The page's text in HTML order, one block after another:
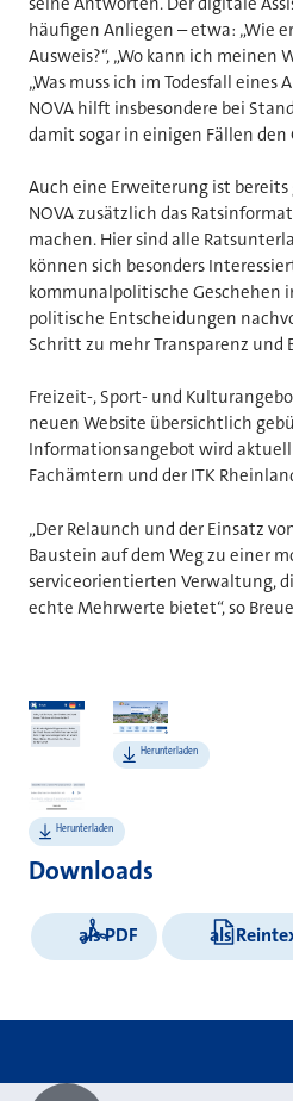
häufigen Anliegen – etwa: „Wie
Ausweis?“, „Wo kann ich meinen
„Was muss ich im Todesfall eines
NOVA hilft insbesondere bei
damit sogar in einigen Fällen den
Auch eine Erweiterung ist
NOVA zusätzlich das
machen. Hier sind alle
können sich besonders
kommunalpolitische Geschehen
politische Entscheidungen
Schritt zu mehr Transparenz und
Freizeit-, Sport- und
neuen Website übersichtlich
Informationsangebot wird
Fachämtern und der ITK
„Der Relaunch und der Einsatz
Baustein auf dem Weg zu einer
serviceorientierten Verwaltung,
echte Mehrwerte bietet“, so
Bilder
Herunterladen
Herunterladen
Downloads
als PDF als